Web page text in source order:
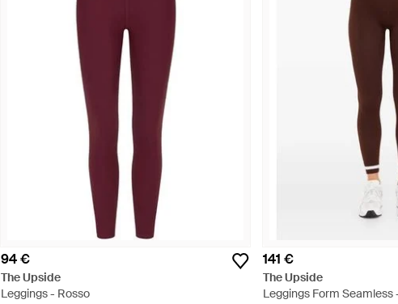
94 €
The Upside
Leggings - Rosso
141 €
The Upside
Leggings Form Seamless